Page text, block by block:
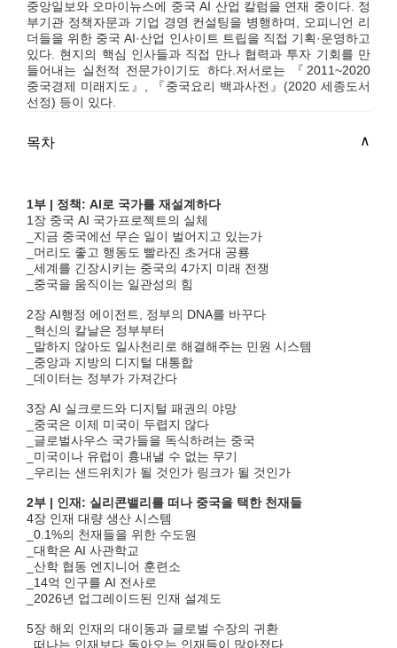
중앙일보와 오마이뉴스에 중국 AI 산업 칼럼을 연재 중이다. 정
부기관 정책자문과 기업 경영 컨설팅을 병행하며, 오피니언 리
더들을 위한 중국 AI·산업 인사이트 트립을 직접 기획·운영하고
있다. 현지의 핵심 인사들과 직접 만나 협력과 투자 기회를 만
들어내는 실천적 전문가이기도 하다.저서로는 『2011~2020
중국경제 미래지도』, 『중국요리 백과사전』(2020 세종도서
선정) 등이 있다.
목차
1부 | 정책: AI로 국가를 재설계하다
1장 중국 AI 국가프로젝트의 실체
_지금 중국에선 무슨 일이 벌어지고 있는가
_머리도 좋고 행동도 빨라진 초거대 공룡
_세계를 긴장시키는 중국의 4가지 미래 전쟁
_중국을 움직이는 일관성의 힘
2장 AI행정 에이전트, 정부의 DNA를 바꾸다
_혁신의 칼날은 정부부터
_말하지 않아도 일사천리로 해결해주는 민원 시스템
_중앙과 지방의 디지털 대통합
_데이터는 정부가 가져간다
3장 AI 실크로드와 디지털 패권의 야망
_중국은 이제 미국이 두렵지 않다
_글로벌사우스 국가들을 독식하려는 중국
_미국이나 유럽이 흉내낼 수 없는 무기
_우리는 샌드위치가 될 것인가 링크가 될 것인가
2부 | 인재: 실리콘밸리를 떠나 중국을 택한 천재들
4장 인재 대량 생산 시스템
_0.1%의 천재들을 위한 수도원
_대학은 AI 사관학교
_산학 협동 엔지니어 훈련소
_14억 인구를 AI 전사로
_2026년 업그레이드된 인재 설계도
5장 해외 인재의 대이동과 글로벌 수장의 귀환
_떠나는 인재보다 돌아오는 인재들이 많아졌다